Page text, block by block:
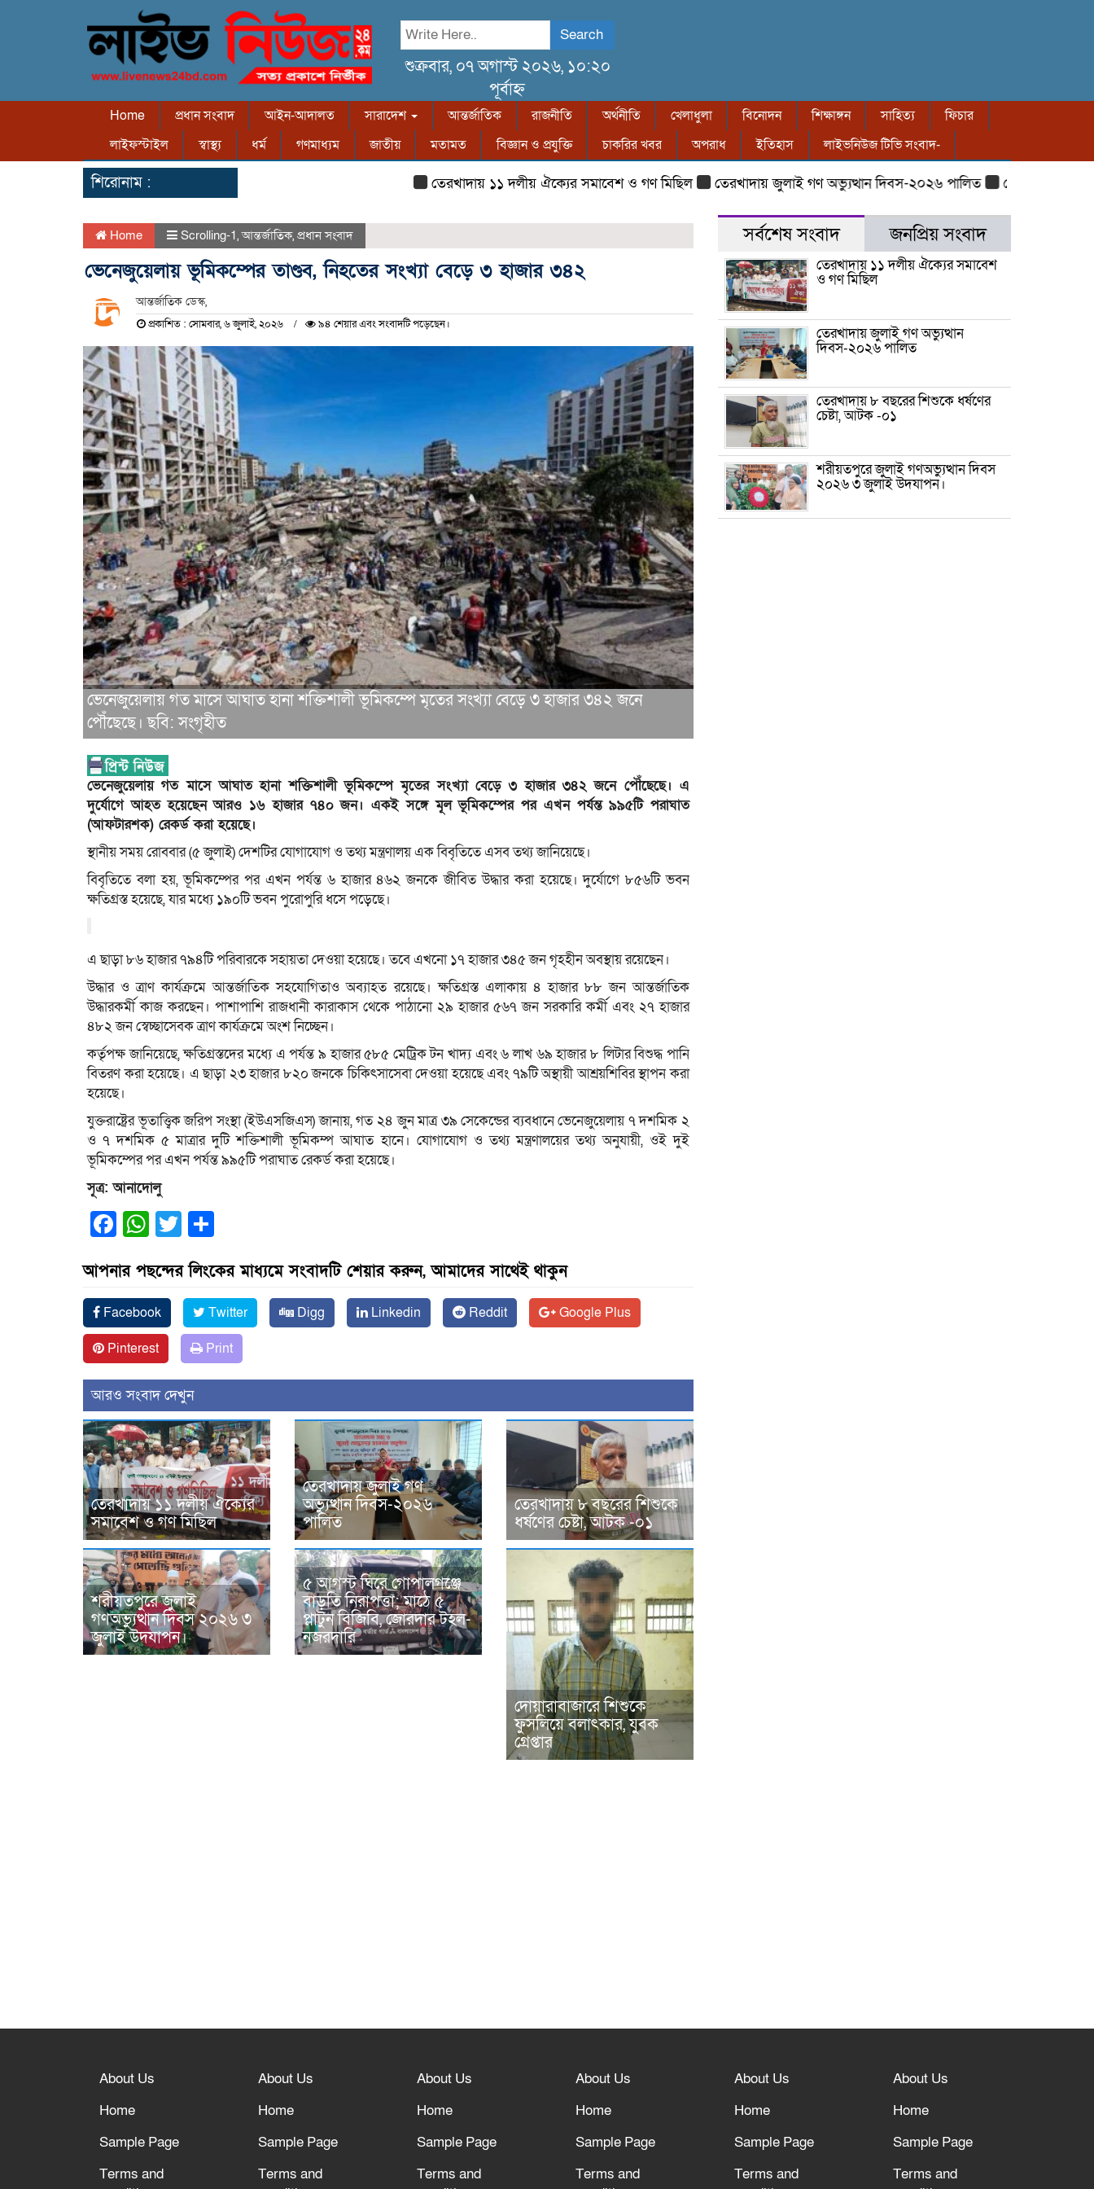
Search
শুক্রবার, ০৭ অগাস্ট ২০২৬, ১০:২০
পূর্বাহ্ন
Home প্রধান সংবাদ আইন-আদালত সারাদেশ আন্তর্জাতিক রাজনীতি অর্থনীতি খেলাধুলা বিনোদন শিক্ষাঙ্গন সাহিত্য
ফিচার
লাইফস্টাইল
স্বাস্থ্য ধর্ম গণমাধ্যম জাতীয় মতামত বিজ্ঞান ও প্রযুক্তি চাকরির খবর অপরাধ ইতিহাস লাইভনিউজ টিভি সংবাদ-
শিরোনাম : তেরখাদায় ১১ দলীয় ঐক্যের সমাবেশ ও গণ মিছিল তেরখাদায় জুলাই গণ অভ্যুত্থান দিবস-২০২৬ পালিত তেরখাদায় ৮ বছরের
Home Scrolling-1,আন্তর্জাতিক, প্রধান সংবাদ
ভেনেজুয়েলায় ভূমিকম্পের তাণ্ডব, নিহতের সংখ্যা বেড়ে ৩ হাজার ৩৪২
আন্তর্জাতিক ডেস্ক,
প্রকাশিত : সোমবার, ৬ জুলাই, ২০২৬ ৯৪ শেয়ার এবং সংবাদটি পড়েছেন।
ভেনেজুয়েলায় গত মাসে আঘাত হানা শক্তিশালী ভূমিকম্পে মৃতের সংখ্যা বেড়ে ৩ হাজার ৩৪২ জনে
পৌঁছেছে। ছবি: সংগৃহীত
ভেনেজুয়েলায় গত মাসে আঘাত হানা শক্তিশালী ভূমিকম্পে মৃতের সংখ্যা বেড়ে ৩ হাজার ৩৪২ জনে পৌঁছেছে। এ
দুর্যোগে আহত হয়েছেন আরও ১৬ হাজার ৭৪০ জন। একই সঙ্গে মূল ভূমিকম্পের পর এখন পর্যন্ত ৯৯৫টি পরাঘাত
(আফটারশক) রেকর্ড করা হয়েছে।
স্থানীয় সময় রোববার (৫ জুলাই) দেশটির যোগাযোগ ও তথ্য মন্ত্রণালয় এক বিবৃতিতে এসব তথ্য জানিয়েছে।
বিবৃতিতে বলা হয়, ভূমিকম্পের পর এখন পর্যন্ত ৬ হাজার ৪৬২ জনকে জীবিত উদ্ধার করা হয়েছে। দুর্যোগে ৮৫৬টি ভবন
ক্ষতিগ্রস্ত হয়েছে, যার মধ্যে ১৯০টি ভবন পুরোপুরি ধসে পড়েছে।
এ ছাড়া ৮৬ হাজার ৭৯৪টি পরিবারকে সহায়তা দেওয়া হয়েছে। তবে এখনো ১৭ হাজার ৩৪৫ জন গৃহহীন অবস্থায় রয়েছেন।
উদ্ধার ও ত্রাণ কার্যক্রমে আন্তর্জাতিক সহযোগিতাও অব্যাহত রয়েছে। ক্ষতিগ্রস্ত এলাকায় ৪ হাজার ৮৮ জন আন্তর্জাতিক
উদ্ধারকর্মী কাজ করছেন। পাশাপাশি রাজধানী কারাকাস থেকে পাঠানো ২৯ হাজার ৫৬৭ জন সরকারি কর্মী এবং ২৭ হাজার
৪৮২ জন স্বেচ্ছাসেবক ত্রাণ কার্যক্রমে অংশ নিচ্ছেন।
কর্তৃপক্ষ জানিয়েছে, ক্ষতিগ্রস্তদের মধ্যে এ পর্যন্ত ৯ হাজার ৫৮৫ মেট্রিক টন খাদ্য এবং ৬ লাখ ৬৯ হাজার ৮ লিটার বিশুদ্ধ পানি
বিতরণ করা হয়েছে। এ ছাড়া ২৩ হাজার ৮২০ জনকে চিকিৎসাসেবা দেওয়া হয়েছে এবং ৭৯টি অস্থায়ী আশ্রয়শিবির স্থাপন করা
হয়েছে।
যুক্তরাষ্ট্রের ভূতাত্ত্বিক জরিপ সংস্থা (ইউএসজিএস) জানায়, গত ২৪ জুন মাত্র ৩৯ সেকেন্ডের ব্যবধানে ভেনেজুয়েলায় ৭ দশমিক ২
ও ৭ দশমিক ৫ মাত্রার দুটি শক্তিশালী ভূমিকম্প আঘাত হানে। যোগাযোগ ও তথ্য মন্ত্রণালয়ের তথ্য অনুযায়ী, ওই দুই
ভূমিকম্পের পর এখন পর্যন্ত ৯৯৫টি পরাঘাত রেকর্ড করা হয়েছে।
সূত্র: আনাদোলু
Facebook
WhatsApp
Twitter
আপনার পছন্দের লিংকের মাধ্যমে সংবাদটি শেয়ার করুন, আমাদের সাথেই থাকুন
Facebook Twitter Digg Linkedin Reddit
Google Plus
Pinterest
Print
আরও সংবাদ দেখুন
তেরখাদায় ১১ দলীয় ঐক্যের
সমাবেশ ও গণ মিছিল
তেরখাদায় জুলাই গণ
অভ্যুত্থান দিবস-২০২৬
পালিত
তেরখাদায় ৮ বছরের শিশুকে
ধর্ষণের চেষ্টা, আটক -০১
শরীয়তপুরে জুলাই
গণঅভ্যুত্থান দিবস ২০২৬ ৩
জুলাই উদযাপন।
৫ আগস্ট ঘিরে গোপালগঞ্জে
বাড়তি নিরাপত্তা; মাঠে ৫
প্লাটুন বিজিবি, জোরদার টহল-
নজরদারি
দোয়ারাবাজারে শিশুকে
ফুসলিয়ে বলাৎকার, যুবক
গ্রেপ্তার
সর্বশেষ সংবাদ জনপ্রিয় সংবাদ
তেরখাদায় ১১ দলীয় ঐক্যের সমাবেশ
ও গণ মিছিল
তেরখাদায় জুলাই গণ অভ্যুত্থান
দিবস-২০২৬ পালিত
তেরখাদায় ৮ বছরের শিশুকে ধর্ষণের
চেষ্টা, আটক -০১
শরীয়তপুরে জুলাই গণঅভ্যুত্থান দিবস
২০২৬ ৩ জুলাই উদযাপন।
About Us
Home
Sample Page
Terms and
About Us
Home
Sample Page
Terms and
About Us
Home
Sample Page
Terms and
About Us
Home
Sample Page
Terms and
About Us
Home
Sample Page
Terms and
About Us
Home
Sample Page
Terms and